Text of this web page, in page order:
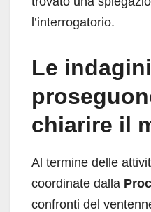
l’interrogatorio.
Le indagini
chiarire il
Al termine delle
coordinate dalla
confronti del